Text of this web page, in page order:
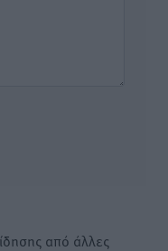
από άλλες